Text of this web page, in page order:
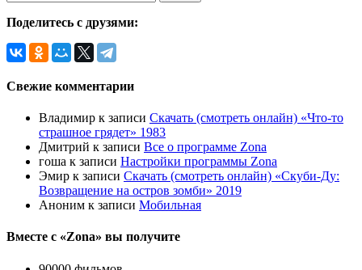
Поделитесь с друзями:
Свежие комментарии
Владимир к записи Скачать (смотреть онлайн) «Что-то
страшное грядет» 1983
Дмитрий к записи Все о программе Zona
гоша к записи Настройки программы Zona
Эмир к записи Скачать (смотреть онлайн) «Скуби-Ду:
Возвращение на остров зомби» 2019
Аноним к записи Мобильная
Вместе с «Zona» вы получите